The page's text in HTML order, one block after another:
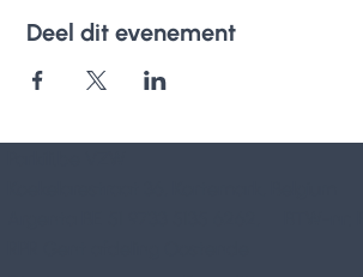
Deel dit evenement